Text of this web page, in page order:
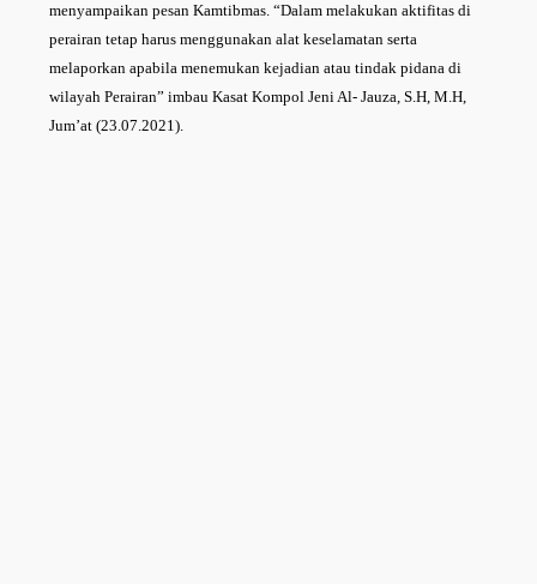
menyampaikan pesan Kamtibmas. “Dalam melakukan aktifitas di
perairan tetap harus menggunakan alat keselamatan serta
melaporkan apabila menemukan kejadian atau tindak pidana di
wilayah Perairan” imbau Kasat Kompol Jeni Al- Jauza, S.H, M.H,
Jum’at (23.07.2021).